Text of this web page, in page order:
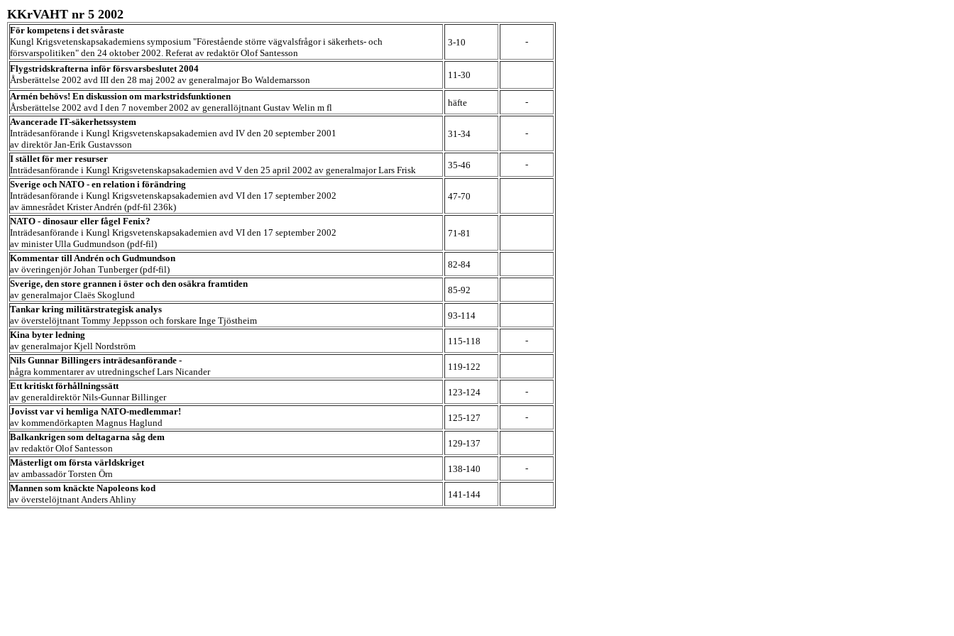
KKrVAHT nr 5 2002
För kompetens i det svåraste
Kungl Krigsvetenskapsakademiens symposium "Förestående större vägvalsfrågor i säkerhets- och
försvarspolitiken" den 24 oktober 2002. Referat av redaktör Olof Santesson
3-10 -
Flygstridskrafterna inför försvarsbeslutet 2004
Årsberättelse 2002 avd III den 28 maj 2002 av generalmajor Bo Waldemarsson
11-30
Armén behövs! En diskussion om markstridsfunktionen
Årsberättelse 2002 avd I den 7 november 2002 av generallöjtnant Gustav Welin m fl
häfte
-
Avancerade IT-säkerhetssystem
Inträdesanförande i Kungl Krigsvetenskapsakademien avd IV den 20 september 2001
av direktör Jan-Erik Gustavsson
31-34 -
I stället för mer resurser
Inträdesanförande i Kungl Krigsvetenskapsakademien avd V den 25 april 2002 av generalmajor Lars Frisk
35-46
-
Sverige och NATO - en relation i förändring
Inträdesanförande i Kungl Krigsvetenskapsakademien avd VI den 17 september 2002
av ämnesrådet Krister Andrén (pdf-fil 236k)
47-70
NATO - dinosaur eller fågel Fenix?
Inträdesanförande i Kungl Krigsvetenskapsakademien avd VI den 17 september 2002
av minister Ulla Gudmundson (pdf-fil)
71-81
Kommentar till Andrén och Gudmundson
av överingenjör Johan Tunberger (pdf-fil)
82-84
Sverige, den store grannen i öster och den osäkra framtiden
av generalmajor Claës Skoglund
85-92
Tankar kring militärstrategisk analys
av överstelöjtnant Tommy Jeppsson och forskare Inge Tjöstheim
93-114
Kina byter ledning
av generalmajor Kjell Nordström
115-118
-
Nils Gunnar Billingers inträdesanförande -
några kommentarer av utredningschef Lars Nicander
119-122
Ett kritiskt förhållningssätt
av generaldirektör Nils-Gunnar Billinger
123-124
-
Jovisst var vi hemliga NATO-medlemmar!
av kommendörkapten Magnus Haglund
125-127
-
Balkankrigen som deltagarna såg dem
av redaktör Olof Santesson
129-137
Mästerligt om första världskriget
av ambassadör Torsten Örn
138-140
-
Mannen som knäckte Napoleons kod
av överstelöjtnant Anders Ahliny
141-144